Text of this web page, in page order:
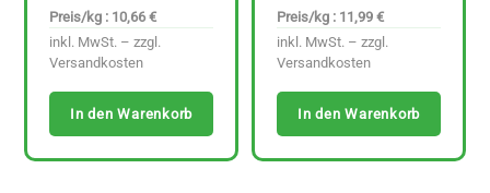
Preis/kg : 10,66 €
inkl. MwSt. – zzgl.
Versandkosten
In den Warenkorb
Preis/kg : 11,99 €
inkl. MwSt. – zzgl.
Versandkosten
In den Warenkorb